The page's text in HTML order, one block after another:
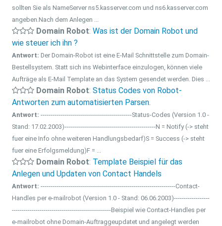
sollten Sie als NameServer ns5.kasserver.com und ns6.kasserver.com
angeben.Nach dem Anlegen ...
Domain Robot: Was ist der Domain Robot und
wie steuer ich ihn ?
Antwort: Der Domain-Robot ist eine E-Mail Schnittstelle zum Domain-
Bestellsystem. Statt sich ins Webinterface einzulogen, können viele
Aufträge als E-Mail Template an das System gesendet werden. Dies ...
Domain Robot: Status Codes von Robot-
Antworten zum automatisierten Parsen.
Antwort: ----------------------------------------------Status-Codes (Version 1.0 -
Stand: 17.02.2003)----------------------------------------------N = Notify (-> steht
fuer eine Info ohne weiteren Handlungsbedarf)S = Success (-> steht
fuer eine Erfolgsmeldung)F = ...
Domain Robot: Template Beispiel für das
Anlegen und Updaten von Contact Handels
Antwort: --------------------------------------------------------------------Contact-
Handles per e-mailrobot (Version 1.0 - Stand: 06.06.2003)------------------
--------------------------------------------------Beispiel wie Contact-Handles per
e-mailrobot ohne Domain-Auftraggeupdatet und angelegt werden